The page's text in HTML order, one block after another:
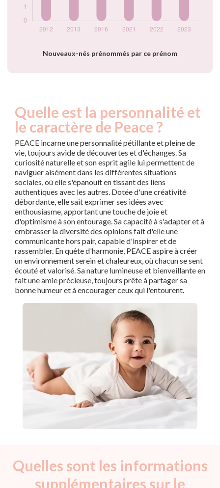
Nouveaux-nés prénommés par ce prénom
Quelle est la personnalité et
le caractère de Peace ?
PEACE incarne une personnalité pétillante et pleine de
vie, toujours avide de découvertes et d'échanges. Sa
curiosité naturelle et son esprit agile lui permettent de
naviguer aisément dans les différentes situations
sociales, où elle s'épanouit en tissant des liens
authentiques avec les autres. Dotée d'une créativité
débordante, elle sait exprimer ses idées avec
enthousiasme, apportant une touche de joie et
d'optimisme à son entourage. Sa capacité à s'adapter et à
embrasser la diversité des opinions fait d'elle une
communicante hors pair, capable d'inspirer et de
rassembler. En quête d'harmonie, PEACE aspire à créer
un environnement serein et chaleureux, où chacun se sent
écouté et valorisé. Sa nature lumineuse et bienveillante en
fait une amie précieuse, toujours prête à partager sa
bonne humeur et à encourager ceux qui l'entourent.
Quelles sont les informations
supplémentaires sur le